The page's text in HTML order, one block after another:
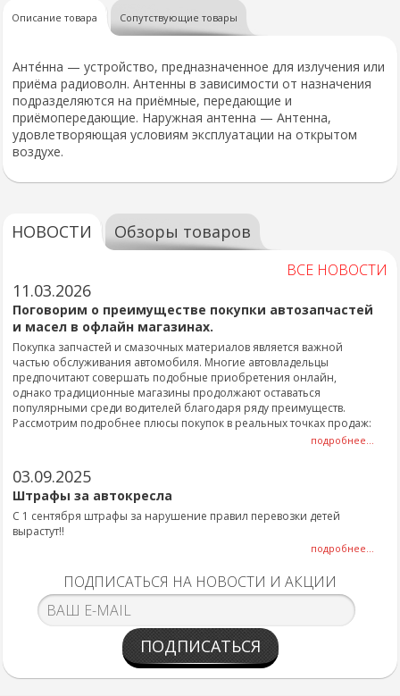
Описание товара Сопутствующие товары
Анте́нна — устройство, предназначенное для излучения или
приёма радиоволн. Антенны в зависимости от назначения
подразделяются на приёмные, передающие и
приёмопередающие. Наружная антенна — Антенна,
удовлетворяющая условиям эксплуатации на открытом
воздухе.
НОВОСТИ Обзоры товаров
ВСЕ НОВОСТИ
11.03.2026
Поговорим о преимуществе покупки автозапчастей
и масел в офлайн магазинах.
Покупка запчастей и смазочных материалов является важной
частью обслуживания автомобиля. Многие автовладельцы
предпочитают совершать подобные приобретения онлайн,
однако традиционные магазины продолжают оставаться
популярными среди водителей благодаря ряду преимуществ.
Рассмотрим подробнее плюсы покупок в реальных точках продаж:
подробнее...
03.09.2025
Штрафы за автокресла
С 1 сентября штрафы за нарушение правил перевозки детей
вырастут!!
подробнее...
ПОДПИСАТЬСЯ НА НОВОСТИ И АКЦИИ
ПОДПИСАТЬСЯ